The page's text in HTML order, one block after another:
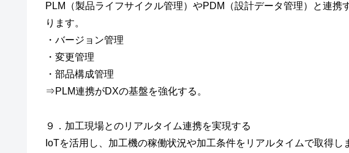
PLM（製品ライフサイクル管理）やPDM（設計データ管理）と連携
ります。
・バージョン管理
・変更管理
・部品構成管理
⇒PLM連携がDXの基盤を強化する。
９．加工現場とのリアルタイム連携を実現する
IoTを活用し、加工機の稼働状況や加工条件をリアルタイムで取得し